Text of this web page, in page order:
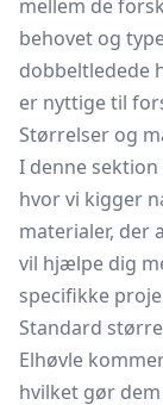
mellem de
behovet og
dobbeltledede
er nyttige til
Størrelser og
I denne sektion
hvor vi kigger
materialer, der
vil hjælpe dig
specifikke
Standard
Elhøvle
hvilket gør